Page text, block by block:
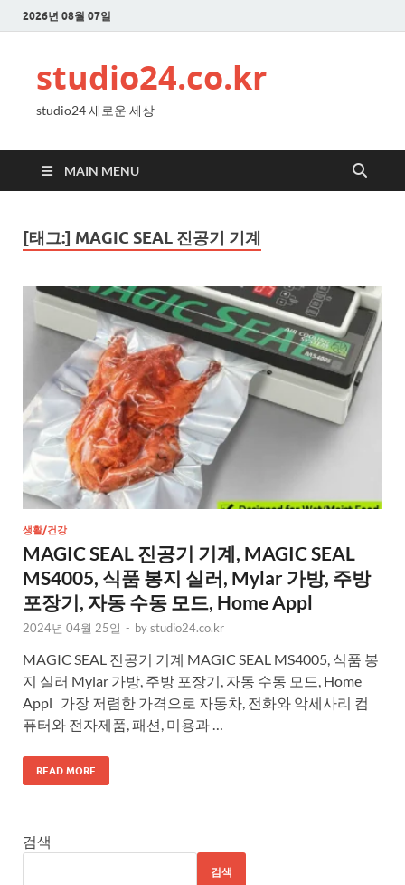
2026년 08월 07일
studio24.co.kr
studio24 새로운 세상
MAIN MENU
[태그:] MAGIC SEAL 진공기 기계
생활/건강
MAGIC SEAL 진공기 기계, MAGIC SEAL
MS4005, 식품 봉지 실러, Mylar 가방, 주방
포장기, 자동 수동 모드, Home Appl
2024년 04월 25일 - bystudio24.co.kr
MAGIC SEAL 진공기 기계 MAGIC SEAL MS4005, 식품 봉
지 실러 Mylar 가방, 주방 포장기, 자동 수동 모드, Home
Appl 가장 저렴한 가격으로 자동차, 전화와 악세사리 컴
퓨터와 전자제품, 패션, 미용과 …
READ MORE
검색
검색